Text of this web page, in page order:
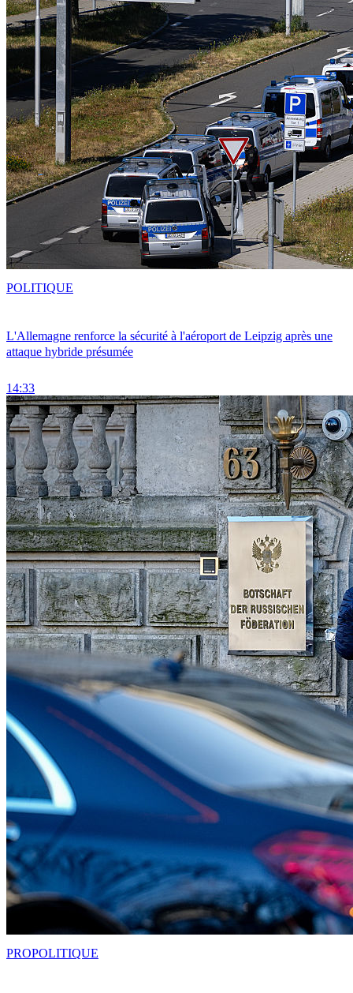
L'Allemagne renforce la sécurité à l'aéroport de Leipzig après une
attaque hybride présumée
14:33
POLITIQUE
PROPOLITIQUE